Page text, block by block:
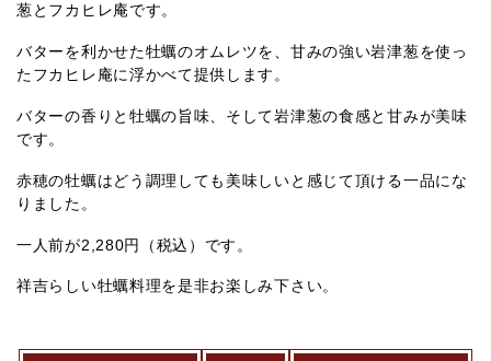
葱とフカヒレ庵です。
バターを利かせた牡蠣のオムレツを、甘みの強い岩津葱を使っ
たフカヒレ庵に浮かべて提供します。
バターの香りと牡蠣の旨味、そして岩津葱の食感と甘みが美味
です。
赤穂の牡蠣はどう調理しても美味しいと感じて頂ける一品にな
りました。
一人前が2,280円（税込）です。
祥吉らしい牡蠣料理を是非お楽しみ下さい。